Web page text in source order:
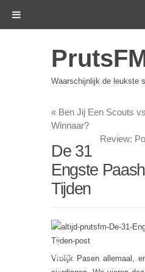
Waarschijnlijk de leukste
« Ben Jij Een Scouts
Winnaar?
Review:
De 31
Engste
Tijden
Vrolijk Pasen allemaal,
37
Oudjes